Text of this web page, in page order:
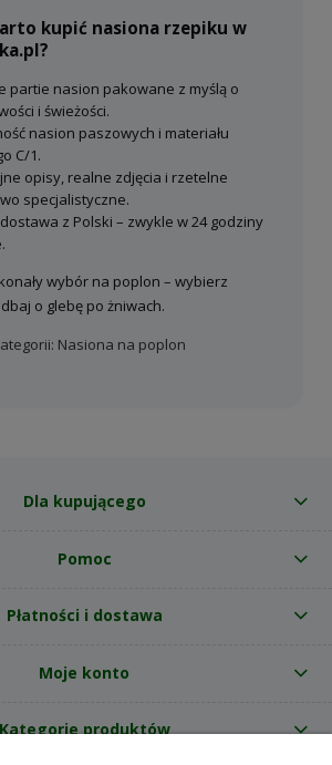
kupić nasiona rzepiku w
partie nasion pakowane z myślą o
i świeżości.
nasion paszowych i materiału
C/1.
opisy, realne zdjęcia i rzetelne
specjalistyczne.
z Polski – zwykle w 24 godziny
wybór na poplon – wybierz
o glebę po żniwach.
Nasiona na poplon
Dla kupującego
Pomoc
Płatności i dostawa
Moje konto
produktów